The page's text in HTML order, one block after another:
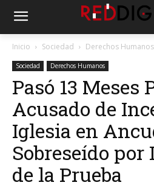
Inicio Sociedad Derechos Humanos
Sociedad Derechos Humanos
Pasó 13 Meses
Acusado de
Iglesia en
Sobreseído
de la Prueba